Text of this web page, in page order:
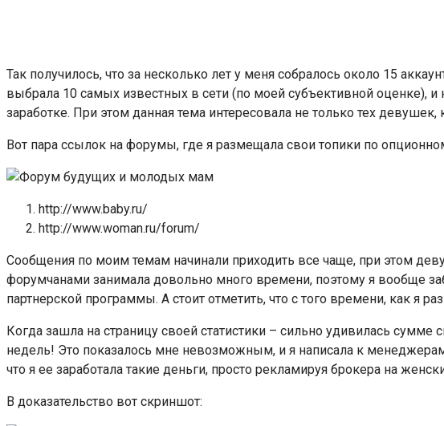
Так получилось, что за несколько лет у меня собралось около 15
выбрала 10 самых известных в сети (по моей субъективной оценке),
заработке. При этом данная тема интересовала не только тех
Вот пара ссылок на форумы, где я размещала свои топики по
http://www.baby.ru/
http://www.woman.ru/forum/
Сообщения по моим темам начинали приходить все чаще, при этом
форумчанами занимала довольно много времени, поэтому я вообще
партнерской программы. А стоит отметить, что с того времени, как я
Когда зашла на страницу своей статистики – сильно удивилась сумме
недель! Это показалось мне невозможным, и я написала к
что я ее заработала такие деньги, просто рекламируя брокера на
В доказательство вот скриншот: